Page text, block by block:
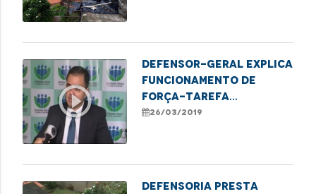
play_circle_outline
Defensor-geral explica
funcionamento de
força-tarefa
realizada pela DPE/MA
26/03/2019
Defensoria presta